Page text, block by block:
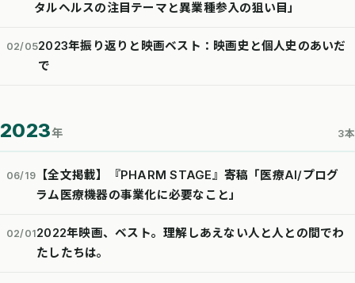
タルヘルスの注目テーマと異業種参入の狙い目」
02/052023年振り返りと映画ベスト：映画史と個人史のあいだ
で
2023年 3本
06/19
【全文掲載】『PHARM STAGE』寄稿「医療AI/プログ
ラム医療機器の事業化に必要なこと」
02/012022年映画、ベスト。理解しあえない人と人との間でわ
たしたちは。